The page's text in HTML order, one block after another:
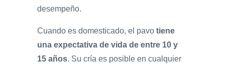
desempeño.
Cuando es domesticado, el pavo tiene
una expectativa de vida de entre 10 y
15 años. Su cría es posible en cualquier